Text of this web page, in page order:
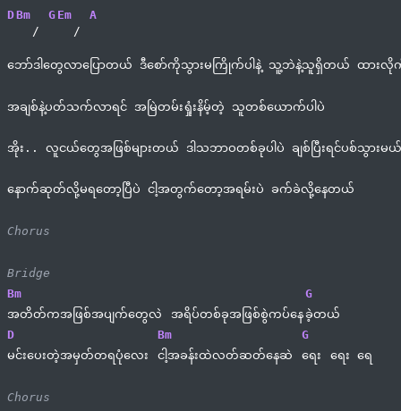
DBm
/
G Em
/
A
ဘော်ဒါတွေလာပြောတယ် ဒီစော်ကိုသွားမကြိုက်ပါနဲ့ သူ့ဘဲနဲ့သူရှိတယ် ထားလို
အချစ်နဲ့ပတ်သက်လာရင် အမြဲတမ်းရှုံးနိမ့်တဲ့ သူတစ်ယောက်ပါပဲ
အိုး.. လူငယ်တွေအဖြစ်များတယ် ဒါသဘာဝတစ်ခုပါပဲ ချစ်ပြီးရင်ပစ်သွားမ
နောက်ဆုတ်လို့မရတော့ပြီပဲ ငါ့အတွက်တော့အရမ်းပဲ ခက်ခဲလို့နေတယ်
Chorus
Bridge
Bm
အတိတ်ကအဖြစ်အပျက်တွေလဲ
အရိပ်တစ်ခုအဖြစ်စွဲကပ်နေ
G
ခဲ့တယ်
D
မင်းပေးတဲ့အမှတ်တရပုံလေး
Bm
ငါ့အခန်းထဲလတ်ဆတ်နေဆဲ
G
ရေး
ရေး ရေ
Chorus